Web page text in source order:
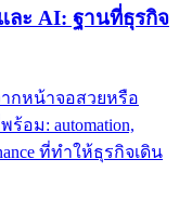
ละ AI: ฐานที่ธุรกิจ
ากหน้าจอสวยหรือ
ร้อม: automation,
ที่ทำให้ธุรกิจเดิน